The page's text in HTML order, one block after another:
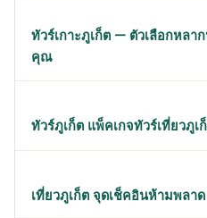
ทัวร์เกาะภูเก็ต — ตัวเลือกหลา
คุณ
ทัวร์ภูเก็ต แพ็คเกจทัวร์เที่ยวภูเ
เที่ยวภูเก็ต จุดเช็คอินห้ามพลาด